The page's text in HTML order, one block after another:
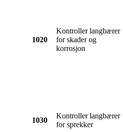
1020
Kontroller langbærer
for skader og
korrosjon
1030
Kontroller langbærer
for sprekker